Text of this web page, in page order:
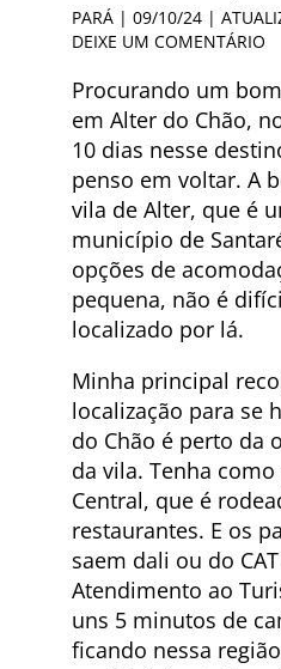
PARÁ | 09/10/24 |
DEIXE UM COMENTÁRIO
Procurando um
em Alter do Chão,
10 dias nesse
penso em voltar. A
vila de Alter, que é
município de
opções de
pequena, não é
localizado por lá.
Minha principal
localização para se
do Chão é perto da
da vila. Tenha
Central, que é
restaurantes. E os
saem dali ou do
Atendimento ao
uns 5 minutos de
ficando nessa